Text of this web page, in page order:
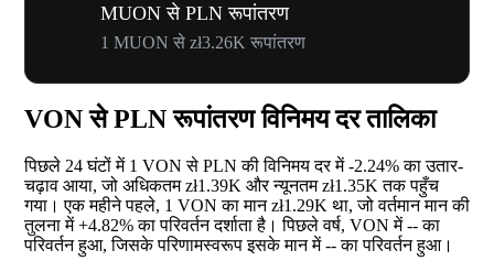
MUON से PLN रूपांतरण
1 MUON से zł3.26K रूपांतरण
VON से PLN रूपांतरण विनिमय दर तालिका
पिछले 24 घंटों में 1 VON से PLN की विनिमय दर में-2.24%का उतार-
चढ़ाव आया, जो अधिकतम zł1.39K और न्यूनतम zł1.35K तक पहुँच
गया। एक महीने पहले, 1 VON का मान zł1.29K था, जो वर्तमान मान की
तुलना में+4.82%का परिवर्तन दर्शाता है। पिछले वर्ष, VON में--का
परिवर्तन हुआ, जिसके परिणामस्वरूप इसके मान में--का परिवर्तन हुआ।